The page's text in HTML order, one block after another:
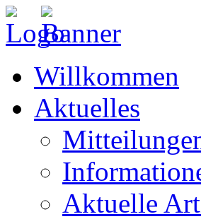
Willkommen
Aktuelles
Aktuelle